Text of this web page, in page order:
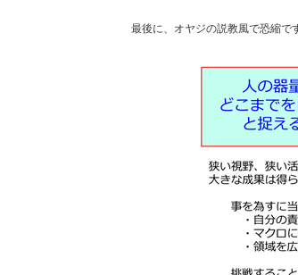
最後に、オヤジの説教風で恐縮で